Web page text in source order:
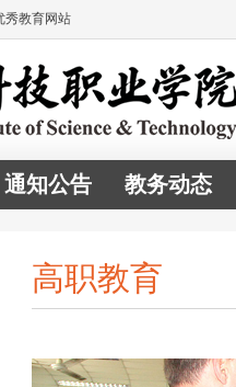
秀教育网站
通知公告 教务动态
高职教育